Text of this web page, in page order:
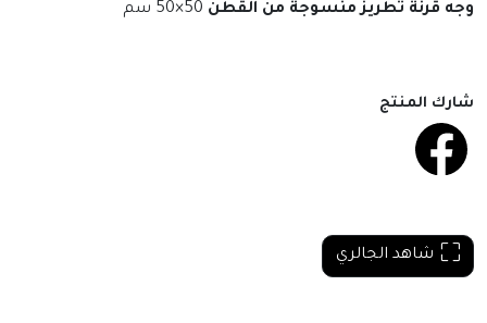
وجه قرنة تطريز منسوجة من القطن 50×50 سم
شارك المنتج
شاهد الجالري